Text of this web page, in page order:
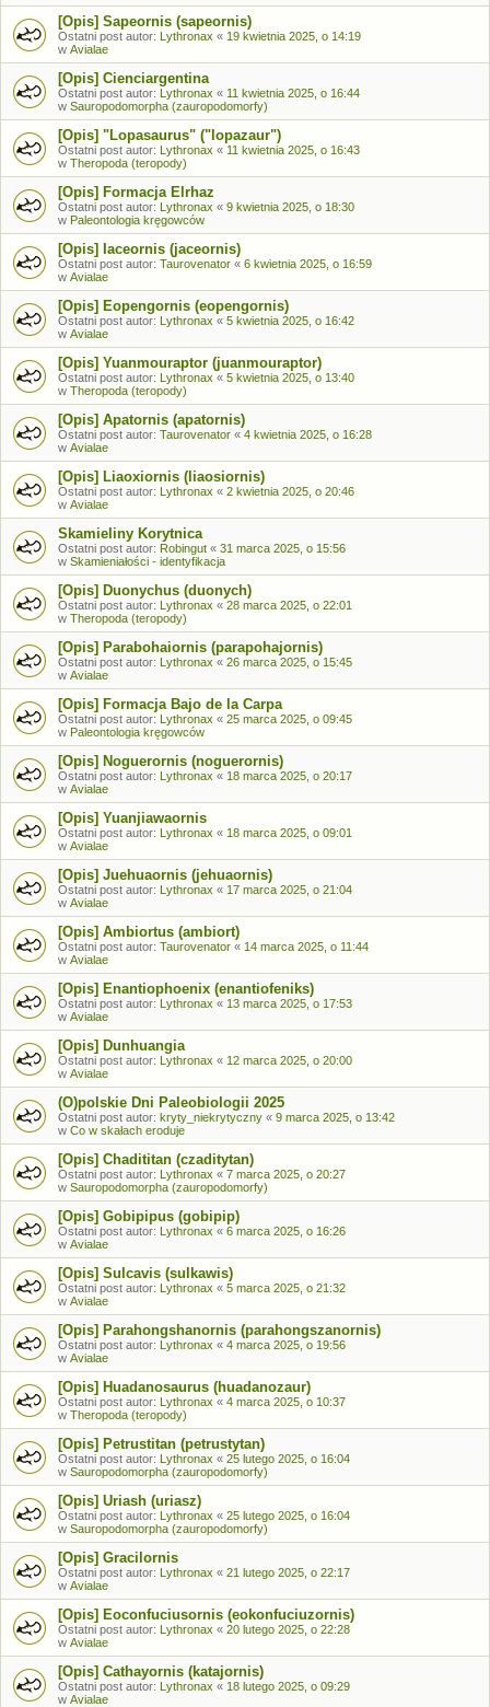
[Opis] Sapeornis (sapeornis)
Ostatni post autor: Lythronax « 19 kwietnia 2025, o 14:19
w Avialae
[Opis] Cienciargentina
Ostatni post autor: Lythronax « 11 kwietnia 2025, o 16:44
w Sauropodomorpha (zauropodomorfy)
[Opis] "Lopasaurus" ("lopazaur")
Ostatni post autor: Lythronax « 11 kwietnia 2025, o 16:43
w Theropoda (teropody)
[Opis] Formacja Elrhaz
Ostatni post autor: Lythronax « 9 kwietnia 2025, o 18:30
w Paleontologia kręgowców
[Opis] Iaceornis (jaceornis)
Ostatni post autor: Taurovenator « 6 kwietnia 2025, o 16:59
w Avialae
[Opis] Eopengornis (eopengornis)
Ostatni post autor: Lythronax « 5 kwietnia 2025, o 16:42
w Avialae
[Opis] Yuanmouraptor (juanmouraptor)
Ostatni post autor: Lythronax « 5 kwietnia 2025, o 13:40
w Theropoda (teropody)
[Opis] Apatornis (apatornis)
Ostatni post autor: Taurovenator « 4 kwietnia 2025, o 16:28
w Avialae
[Opis] Liaoxiornis (liaosiornis)
Ostatni post autor: Lythronax « 2 kwietnia 2025, o 20:46
w Avialae
Skamieliny Korytnica
Ostatni post autor: Robingut « 31 marca 2025, o 15:56
w Skamieniałości - identyfikacja
[Opis] Duonychus (duonych)
Ostatni post autor: Lythronax « 28 marca 2025, o 22:01
w Theropoda (teropody)
[Opis] Parabohaiornis (parapohajornis)
Ostatni post autor: Lythronax « 26 marca 2025, o 15:45
w Avialae
[Opis] Formacja Bajo de la Carpa
Ostatni post autor: Lythronax « 25 marca 2025, o 09:45
w Paleontologia kręgowców
[Opis] Noguerornis (noguerornis)
Ostatni post autor: Lythronax « 18 marca 2025, o 20:17
w Avialae
[Opis] Yuanjiawaornis
Ostatni post autor: Lythronax « 18 marca 2025, o 09:01
w Avialae
[Opis] Juehuaornis (jehuaornis)
Ostatni post autor: Lythronax « 17 marca 2025, o 21:04
w Avialae
[Opis] Ambiortus (ambiort)
Ostatni post autor: Taurovenator « 14 marca 2025, o 11:44
w Avialae
[Opis] Enantiophoenix (enantiofeniks)
Ostatni post autor: Lythronax « 13 marca 2025, o 17:53
w Avialae
[Opis] Dunhuangia
Ostatni post autor: Lythronax « 12 marca 2025, o 20:00
w Avialae
(O)polskie Dni Paleobiologii 2025
Ostatni post autor: kryty_niekrytyczny « 9 marca 2025, o 13:42
w Co w skałach eroduje
[Opis] Chadititan (czaditytan)
Ostatni post autor: Lythronax « 7 marca 2025, o 20:27
w Sauropodomorpha (zauropodomorfy)
[Opis] Gobipipus (gobipip)
Ostatni post autor: Lythronax « 6 marca 2025, o 16:26
w Avialae
[Opis] Sulcavis (sulkawis)
Ostatni post autor: Lythronax « 5 marca 2025, o 21:32
w Avialae
[Opis] Parahongshanornis (parahongszanornis)
Ostatni post autor: Lythronax « 4 marca 2025, o 19:56
w Avialae
[Opis] Huadanosaurus (huadanozaur)
Ostatni post autor: Lythronax « 4 marca 2025, o 10:37
w Theropoda (teropody)
[Opis] Petrustitan (petrustytan)
Ostatni post autor: Lythronax « 25 lutego 2025, o 16:04
w Sauropodomorpha (zauropodomorfy)
[Opis] Uriash (uriasz)
Ostatni post autor: Lythronax « 25 lutego 2025, o 16:04
w Sauropodomorpha (zauropodomorfy)
[Opis] Gracilornis
Ostatni post autor: Lythronax « 21 lutego 2025, o 22:17
w Avialae
[Opis] Eoconfuciusornis (eokonfuciuzornis)
Ostatni post autor: Lythronax « 20 lutego 2025, o 22:28
w Avialae
[Opis] Cathayornis (katajornis)
Ostatni post autor: Lythronax « 18 lutego 2025, o 09:29
w Avialae